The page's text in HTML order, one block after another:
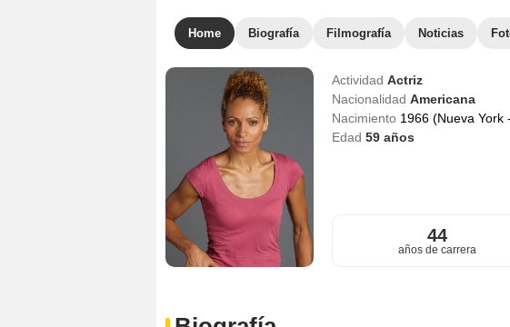
Home Biografía Filmografía Noticias
Actividad Actriz
Nacionalidad Americana
Nacimiento 1966 (Nueva York
Edad 59años
44
años de carrera